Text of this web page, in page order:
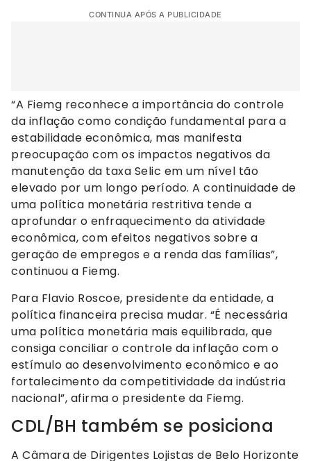
CONTINUA APÓS A PUBLICIDADE
“A Fiemg reconhece a importância do controle
da inflação como condição fundamental para a
estabilidade econômica, mas manifesta
preocupação com os impactos negativos da
manutenção da taxa Selic em um nível tão
elevado por um longo período. A continuidade de
uma política monetária restritiva tende a
aprofundar o enfraquecimento da atividade
econômica, com efeitos negativos sobre a
geração de empregos e a renda das famílias”,
continuou a Fiemg.
Para Flavio Roscoe, presidente da entidade, a
política financeira precisa mudar. “É necessária
uma política monetária mais equilibrada, que
consiga conciliar o controle da inflação com o
estímulo ao desenvolvimento econômico e ao
fortalecimento da competitividade da indústria
nacional”, afirma o presidente da Fiemg.
CDL/BH também se posiciona
A Câmara de Dirigentes Lojistas de Belo Horizonte